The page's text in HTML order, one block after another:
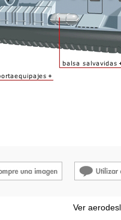
Ver